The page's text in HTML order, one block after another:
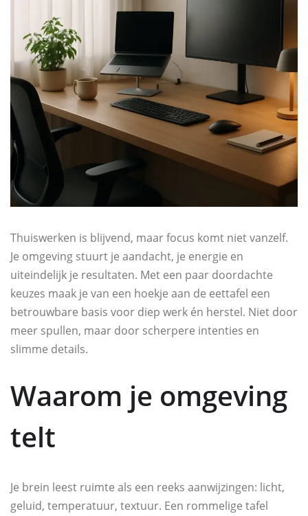
Thuiswerken is blijvend, maar focus komt niet vanzelf.
Je omgeving stuurt je aandacht, je energie en
uiteindelijk je resultaten. Met een paar doordachte
keuzes maak je van een hoekje aan de eettafel een
betrouwbare basis voor diep werk én herstel. Niet door
meer spullen, maar door scherpere intenties en
slimme details.
Waarom je omgeving
telt
Je brein leest ruimte als een reeks aanwijzingen: licht,
geluid, temperatuur, textuur. Een rommelige tafel